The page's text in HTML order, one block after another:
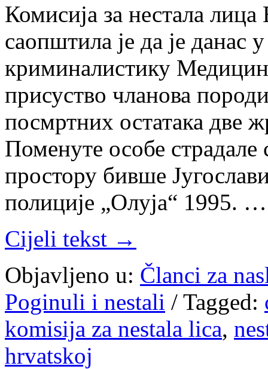
Комисија за нестала
саопштила је да је данас
криминалистику
присуство чланова
посмртних остатака две
Поменуте особе
простору бивше
полиције „Олуја“ 1995. …
Cijeli tekst →
Objavljeno u: Članci za
Poginuli i nestali / Tagged:
komisija za nestala lica,
hrvatskoj